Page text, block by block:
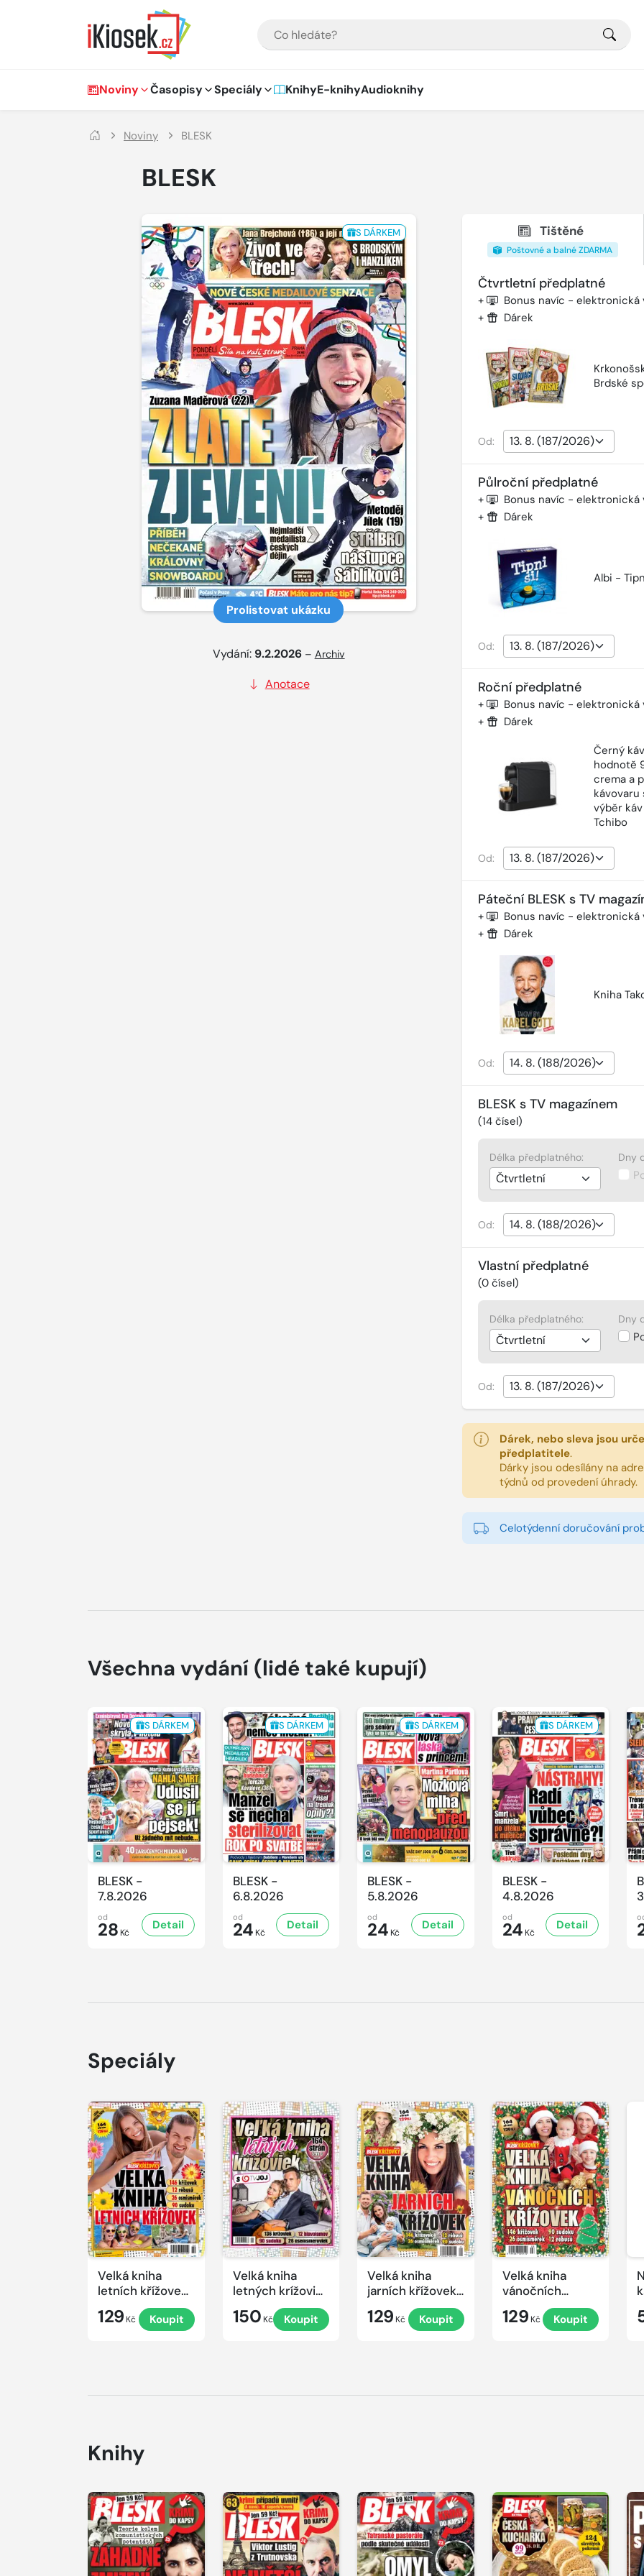
Hlavní navigace
Noviny Časopisy Speciály KnihyE-knihyAudioknihy
Noviny BLESK
BLESK
S DÁRKEM
Prolistovat ukázku
Vydání: 9.2.2026 – Archiv
Anotace
Tištěné
Poštovné a balné ZDARMA
Čtvrtletní předplatné
+ Bonus navíc - elektronická
+ Dárek
Brdské
Od:
Půlroční předplatné
+ Bonus navíc - elektronická
+ Dárek
Albi -
Od:
Roční předplatné
+ Bonus navíc - elektronická
+
Dárek
Černý
hodnotě
crema a
kávovaru
výběr
Tchibo
Od:
Páteční BLESK s TV
+ Bonus navíc - elektronická
+ Dárek
Kniha
Od:
BLESK s TV magazínem
(14čísel)
Délka předplatného: Dny
Od:
Vlastní předplatné
(0čísel)
Délka předplatného: Dny
Od:
Dárek, nebo sleva jsou
předplatitele.
Dárky jsou odesílány na
týdnů od provedení úhrady.
Celotýdenní doručování
Všechna vydání (lidé také kupují)
S DÁRKEM
BLESK -
7.8.2026
od
28 Kč
Detail
S DÁRKEM
BLESK -
6.8.2026
od
24 Kč
Detail
S DÁRKEM
BLESK -
5.8.2026
od
24 Kč
Detail
S DÁRKEM
BLESK -
4.8.2026
od
24 Kč
Detail
Speciály
Velká kniha
letních křížovek
129 Kč Koupit
Velká kniha
letných krížoviek
s TV JOJ 2026
150 Kč Koupit
Velká kniha
jarních křížovek
129 Kč Koupit
Velká kniha
vánočních
křížovek 2025
129 Kč Koupit
Knihy